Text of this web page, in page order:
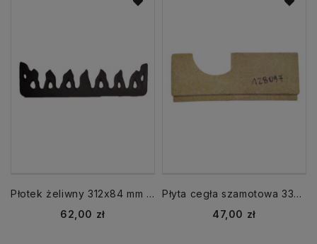
Płotek żeliwny 312x84 mm KAMINO 6 W5012200850084
Cena
62,00 zł
Płyta cegła szamotowa 330x130 mm 128097 CALOR
Cena
47,00 zł